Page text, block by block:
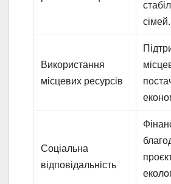
сімей.
Використання
місцевих ресурсів
Соціальна
відповідальність